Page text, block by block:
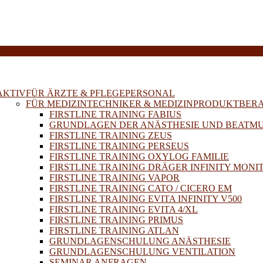
FÜR ÄRZTE & PFLEGEPERSONAL
FÜR MEDIZINTECHNIKER &
FIRSTLINE TRAINING FABIUS
GRUNDLAGEN DER ANÄSTHESIE UND
FIRSTLINE TRAINING ZEUS
FIRSTLINE TRAINING PERSEUS
FIRSTLINE TRAINING OXYLOG FAMILIE
FIRSTLINE TRAINING DRÄGER INFINITY
FIRSTLINE TRAINING VAPOR
FIRSTLINE TRAINING CATO / CICERO EM
FIRSTLINE TRAINING EVITA INFINITY V500
FIRSTLINE TRAINING EVITA 4/XL
FIRSTLINE TRAINING PRIMUS
FIRSTLINE TRAINING ATLAN
GRUNDLAGENSCHULUNG ANÄSTHESIE
GRUNDLAGENSCHULUNG VENTILATION